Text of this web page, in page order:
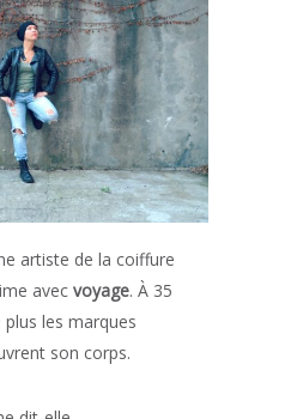
artiste de la coiffure
avec voyage. À 35
les marques
son corps.